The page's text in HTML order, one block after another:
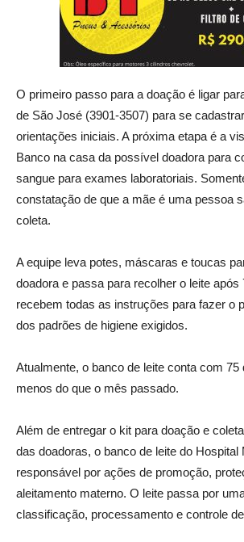
O primeiro passo para a doação é ligar
de São José (3901-3507) para se
orientações iniciais. A próxima etapa é a
Banco na casa da possível doadora para
sangue para exames laboratoriais.
constatação de que a mãe é uma pessoa
coleta.
A equipe leva potes, máscaras e toucas
doadora e passa para recolher o leite após
recebem todas as instruções para fazer o
dos padrões de higiene exigidos.
Atualmente, o banco de leite conta com 75
menos do que o mês passado.
Além de entregar o kit para doação e
das doadoras, o banco de leite do Hospital
responsável por ações de promoção,
aleitamento materno. O leite passa por
classificação, processamento e controle